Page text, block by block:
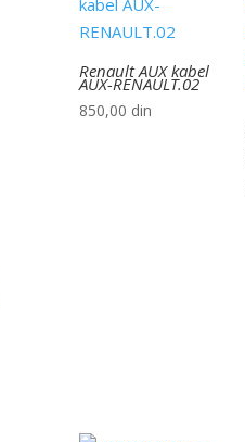
Renault AUX kabel
AUX-RENAULT.02
850,00 din